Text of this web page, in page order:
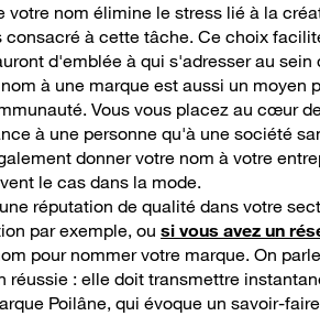
nom élimine le stress lié à la
consacré à cette tâche. Ce choix
d'emblée à qui s'adresser au sein
à une marque est aussi un moyen
Vous vous placez au cœur
à une personne qu'à une société
donner votre nom à votre
le cas dans la mode.
réputation de qualité dans votre
par exemple, ou si vous avez un
pour nommer votre marque.On
réussie : elle doit transmettre
Poilâne, qui évoque un savoir-